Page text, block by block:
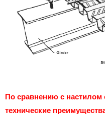
По сравнению с
технические